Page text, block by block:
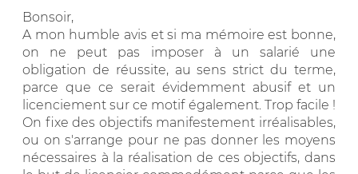
Bonsoir,
A mon humble avis et si ma mémoire est bonne,
on ne peut pas imposer à un salarié une
obligation de réussite, au sens strict du terme,
parce que ce serait évidemment abusif et un
licenciement sur ce motif également. Trop facile !
On fixe des objectifs manifestement irréalisables,
ou on s'arrange pour ne pas donner les moyens
nécessaires à la réalisation de ces objectifs, dans